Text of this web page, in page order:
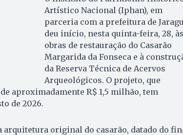
Artístico Nacional (Iphan), em
parceria com a prefeitura de
deu início, nesta quinta-feira, 28, às
obras de restauração do Casarão
Margarida da Fonseca e à
da Reserva Técnica de Acervos
Arqueológicos. O projeto, que
aproximadamente R$ 1,5 milhão, tem
de 2026.
arquitetura original do casarão, datado do